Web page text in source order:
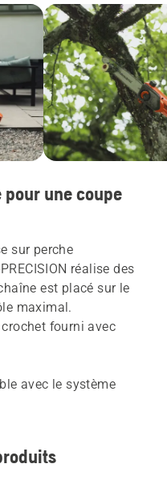
pour une coupe
sur perche
réalise des
est placé sur le
maximal.
fourni avec
avec le système